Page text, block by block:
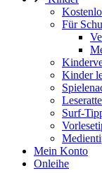
Für
Kinder
Surf-
Mein Konto
Onleihe